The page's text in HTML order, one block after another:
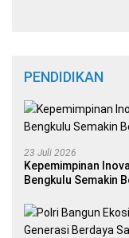
PENDIDIKAN
23 Juli 2026
Kepemimpinan
Bengkulu Semakin